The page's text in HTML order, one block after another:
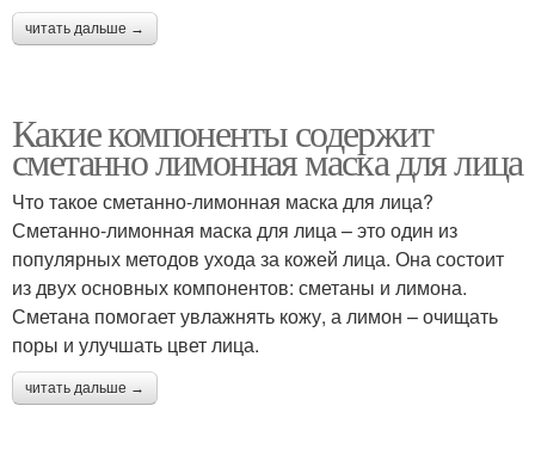
читать дальше →
Какие компоненты содержит
сметанно лимонная маска для лица
Что такое сметанно-лимонная маска для лица?
Сметанно-лимонная маска для лица – это один из
популярных методов ухода за кожей лица. Она состоит
из двух основных компонентов: сметаны и лимона.
Сметана помогает увлажнять кожу, а лимон – очищать
поры и улучшать цвет лица.
читать дальше →